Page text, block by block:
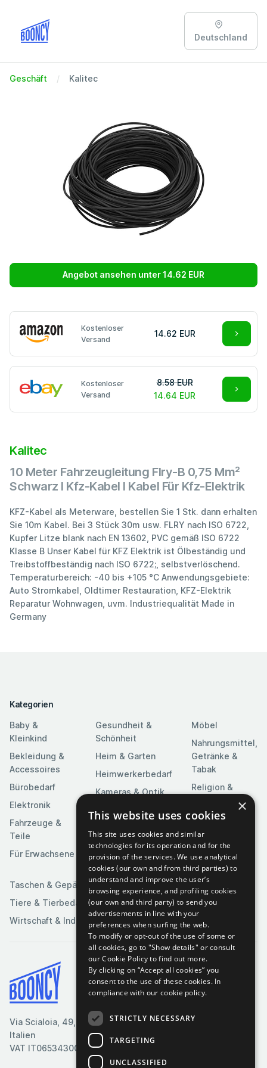
Deutschland
Geschäft Kalitec
Angebot ansehen unter 14.62 EUR
Kostenloser
Versand
14.62 EUR
Kostenloser
Versand
8.58 EUR
14.64 EUR
Kalitec
10 Meter Fahrzeugleitung Flry-B 0,75 Mm²
Schwarz I Kfz-Kabel I Kabel Für Kfz-Elektrik
KFZ-Kabel als Meterware, bestellen Sie 1 Stk. dann erhalten
Sie 10m Kabel. Bei 3 Stück 30m usw. FLRY nach ISO 6722,
Kupfer Litze blank nach EN 13602, PVC gemäß ISO 6722
Klasse B Unser Kabel für KFZ Elektrik ist Ölbeständig und
Treibstoffbeständig nach ISO 6722;, selbstverlöschend.
Temperaturbereich: -40 bis +105 °C Anwendungsgebiete:
Auto Stromkabel, Oldtimer Restauration, KFZ-Elektrik
Reparatur Wohnwagen, uvm. Industriequalität Made in
Germany
Kategorien
Baby &
Kleinkind
Bekleidung &
Accessoires
Bürobedarf
Elektronik
Fahrzeuge &
Teile
Für Erwachsene
Gesundheit &
Schönheit
Heim & Garten
Heimwerkerbedarf
Kameras & Optik
Kunst &
Unterhaltung
Medien
Möbel
Nahrungsmittel,
Getränke &
Tabak
Religion &
Feierlichkeiten
Software
Spielzeuge &
Spiele
Sportartikel
Taschen & Gepäck
Tiere & Tierbedarf
Wirtschaft & Industrie
Via Scialoia, 49, Florenz,
Italien
VAT IT06534300485
Bedingungen & Konditionen
Cookie-Richtlinie
Datenschutzrichtlinie
×
This website uses cookies
This site uses cookies and similar
technologies for its operation and for the
provision of the services. We use analytical
cookies (our own and from third parties) to
understand and improve the user’s
browsing experience, and profiling cookies
(our own and third party) to send you
advertisements in line with your
preferences when surfing the web.
To modify or opt-out of the use of some or
all cookies, go to "Show details" or consult
our Cookie Policy to find out more.
By clicking on “Accept all cookies” you
consent to the use of these cookies. In
compliance with our cookie policy.
STRICTLY NECESSARY
TARGETING
UNCLASSIFIED